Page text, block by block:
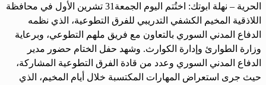
الحرية – نهلة ابوتك: اختُتم اليوم الجمعة31 تشرين الأول في محافظة
اللاذقية المخيم الكشفي التدريبي للفرق التطوعية، الذي نظمه
الدفاع المدني السوري بالتعاون مع فريق ملهم التطوعي، وبرعاية
وزارة الطوارئ وإدارة الكوارث. وشهد حفل الختام حضور مدير
الدفاع المدني السوري وعدد من قادة الفرق التطوعية المشاركة،
حيث جرى استعراض المهارات المكتسبة خلال أيام المخيم، الذي